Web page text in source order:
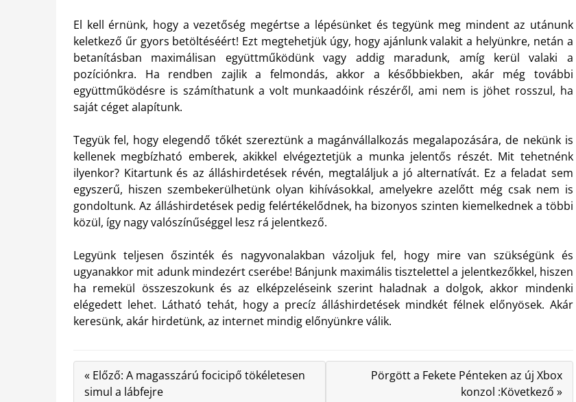
El kell érnünk, hogy a vezetőség megértse a lépésünket és tegyünk meg mindent az utánunk
keletkező űr gyors betöltéséért! Ezt megtehetjük úgy, hogy ajánlunk valakit a helyünkre, netán a
betanításban maximálisan együttműködünk vagy addig maradunk, amíg kerül valaki a
pozíciónkra. Ha rendben zajlik a felmondás, akkor a későbbiekben, akár még további
együttműködésre is számíthatunk a volt munkaadóink részéről, ami nem is jöhet rosszul, ha
saját céget alapítunk.
Tegyük fel, hogy elegendő tőkét szereztünk a magánvállalkozás megalapozására, de nekünk is
kellenek megbízható emberek, akikkel elvégeztetjük a munka jelentős részét. Mit tehetnénk
ilyenkor? Kitartunk és az álláshirdetések révén, megtaláljuk a jó alternatívát. Ez a feladat sem
egyszerű, hiszen szembekerülhetünk olyan kihívásokkal, amelyekre azelőtt még csak nem is
gondoltunk. Az álláshirdetések pedig felértékelődnek, ha bizonyos szinten kiemelkednek a többi
közül, így nagy valószínűséggel lesz rá jelentkező.
Legyünk teljesen őszinték és nagyvonalakban vázoljuk fel, hogy mire van szükségünk és
ugyanakkor mit adunk mindezért cserébe! Bánjunk maximális tisztelettel a jelentkezőkkel, hiszen
ha remekül összeszokunk és az elképzeléseink szerint haladnak a dolgok, akkor mindenki
elégedett lehet. Látható tehát, hogy a precíz álláshirdetések mindkét félnek előnyösek. Akár
keresünk, akár hirdetünk, az internet mindig előnyünkre válik.
« Előző: A magasszárú focicipő tökéletesen
simul a lábfejre
Pörgött a Fekete Pénteken az új Xbox
konzol :Következő »